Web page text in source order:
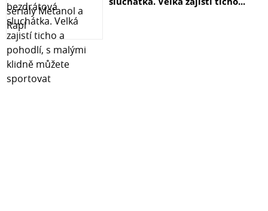
Frekvenční rozsah: 20Hz-20kHz
PEQ: ano